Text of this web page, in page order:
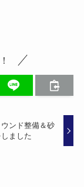
ンド整備＆砂
ました